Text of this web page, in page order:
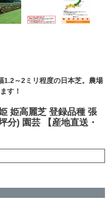
1.2～2ミリ程度の日本芝。農場
す！
姫高麗芝 登録品種 張
分) 園芸 【産地直送・